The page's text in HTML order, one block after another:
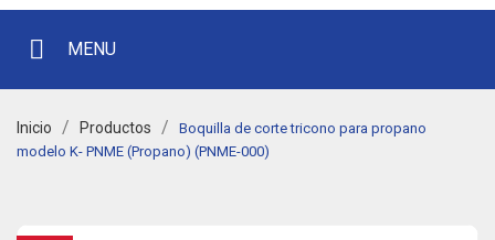
MENU
Inicio Productos
Boquilla de corte tricono para propano
modelo K- PNME (Propano) (PNME-000)